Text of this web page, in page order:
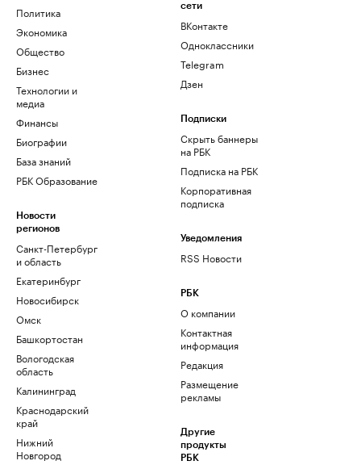
Политика
Экономика
Общество
Бизнес
Технологии и
медиа
Финансы
Биографии
База знаний
РБК Образование
Новости
регионов
Санкт-Петербург
и область
Екатеринбург
Новосибирск
Омск
Башкортостан
Вологодская
область
Калининград
Краснодарский
край
Нижний
Новгород
сети
ВКонтакте
Одноклассники
Telegram
Дзен
Подписки
Скрыть баннеры
на РБК
Подписка на РБК
Корпоративная
подписка
Уведомления
RSS Новости
РБК
О компании
Контактная
информация
Редакция
Размещение
рекламы
Другие
продукты
РБК